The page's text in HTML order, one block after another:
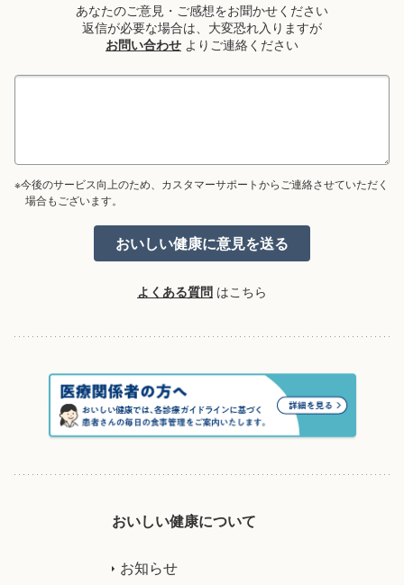
あなたのご意見・ご感想をお聞かせください
返信が必要な場合は、大変恐れ入りますが
お問い合わせ よりご連絡ください
※今後のサービス向上のため、カスタマーサポートからご連絡させていただく
場合もございます。
よくある質問 はこちら
おいしい健康について
お知らせ